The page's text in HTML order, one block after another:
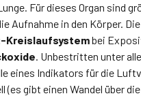
Für dieses Organ sind
Aufnahme in den Körper.
Kreislaufsystembei
. Unbestritten unter
eines Indikators für die
(es gibt einen Wandel über